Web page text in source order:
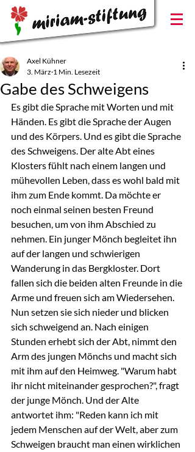
Gabe des Schweigens
Axel Kühner
3. März 1 Min. Lesezeit
Es gibt die Sprache mit Worten und mit
Händen. Es gibt die Sprache der Augen
und des Körpers. Und es gibt die Sprache
des Schweigens. Der alte Abt eines
Klosters fühlt nach einem langen und
mühevollen Leben, dass es wohl bald mit
ihm zum Ende kommt. Da möchte er
noch einmal seinen besten Freund
besuchen, um von ihm Abschied zu
nehmen. Ein junger Mönch begleitet ihn
auf der langen und schwierigen
Wanderung in das Bergkloster. Dort
fallen sich die beiden alten Freunde in die
Arme und freuen sich am Wiedersehen.
Nun setzen sie sich nieder und blicken
sich schweigend an. Nach einigen
Stunden erhebt sich der Abt, nimmt den
Arm des jungen Mönchs und macht sich
mit ihm auf den Heimweg. "Warum habt
ihr nicht miteinander gesprochen?", fragt
der junge Mönch. Und der Alte
antwortet ihm: "Reden kann ich mit
jedem Menschen auf der Welt, aber zum
Schweigen braucht man einen wirklichen